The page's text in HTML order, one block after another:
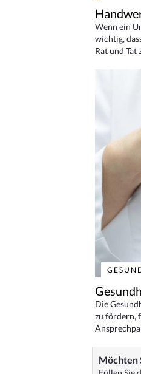
Wenn ein
wichtig,
Rat und Tat
Die
zu fördern,
Möchten